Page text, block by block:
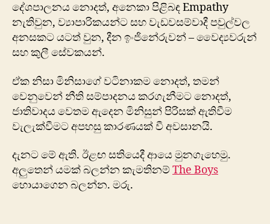
දේශපාලනය නොදත්, අනෙකා පිළිබඳ Empathy
නැතිවුන, ව්‍යාපාරිකයන්ට සහ වැඩවසම්වාදී පවුල්වල
අනසකට යටත් වුන, දීන ඉංජිනේරුවන් – වෛද්‍යවරුන්
සහ කුලී සේවකයන්.
ඒක නිසා මිනිසාගේ වටිනාකම නොදත්, තමන්
වෙනුවෙන් නීති සම්පාදනය කරගැනීමට නොදත්,
ජාතිවාදය වෙතම ඇදෙන මිනිසුන් පිරිසක් ඇතිවීම
වැලැක්වීමට අපහසු කාරණයක් වී අවසානයි.
දැනට මේ ඇති. ඊළඟ සතියෙදී ආයෙ මුනගැහෙමු.
අලුතෙන් යමක් බලන්න කැමතිනම්The Boys
හොයාගෙන බලන්න. මරු.